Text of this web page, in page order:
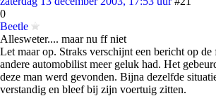
0
Beetle
Allesweter.... maar nu ff niet
Let maar op. Straks verschijnt een bericht op de
andere automobilist meer geluk had. Het
deze man werd gevonden. Bijna dezelfde
verstandig en bleef bij zijn voertuig zitten.